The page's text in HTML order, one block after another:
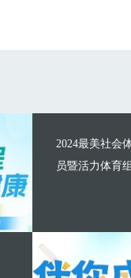
2024最美社会
员暨活力体育